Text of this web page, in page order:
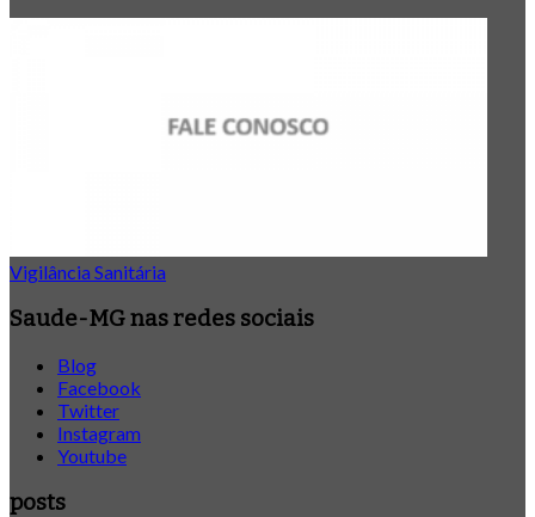
Vigilância Sanitária
Saude-MG nas redes sociais
Blog
Facebook
Twitter
Instagram
Youtube
posts